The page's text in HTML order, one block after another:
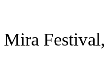
Mira Festival,